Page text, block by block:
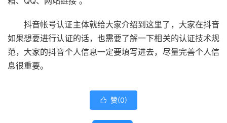
抖音帐号认证主体就给大家介绍到这里了，大家在抖音
如果想要进行认证的话，也需要了解一下相关的认证技术规
范，大家的抖音个人信息一定要填写进去，尽量完善个人信
息很重要。
 赞(0)